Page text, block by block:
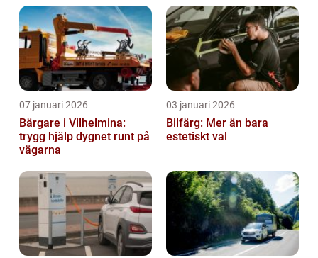
07 januari 2026
Bärgare i Vilhelmina:
trygg hjälp dygnet runt på
vägarna
03 januari 2026
Bilfärg: Mer än bara
estetiskt val